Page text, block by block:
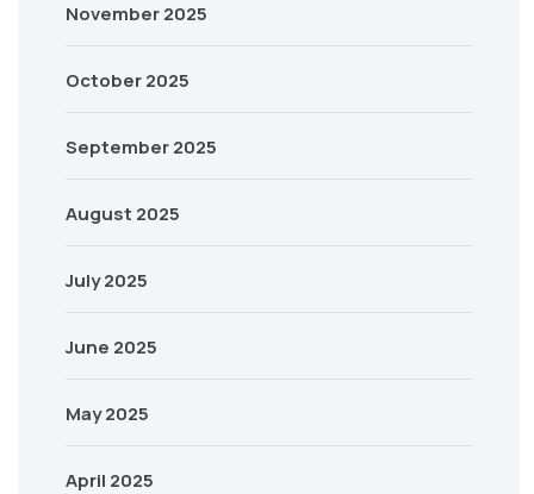
November 2025
October 2025
September 2025
August 2025
July 2025
June 2025
May 2025
April 2025